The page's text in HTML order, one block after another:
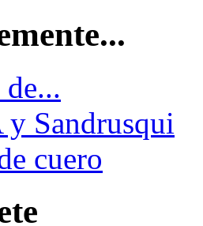
de...
Sandrusqui
cuero